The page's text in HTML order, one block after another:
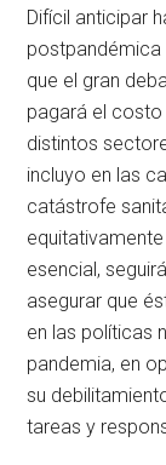
Difícil anticipar
postpandémica
que el gran
pagará el
distintos
incluyo en las
catástrofe
esencial,
asegurar que
en las políticas
pandemia, en
su
tareas y